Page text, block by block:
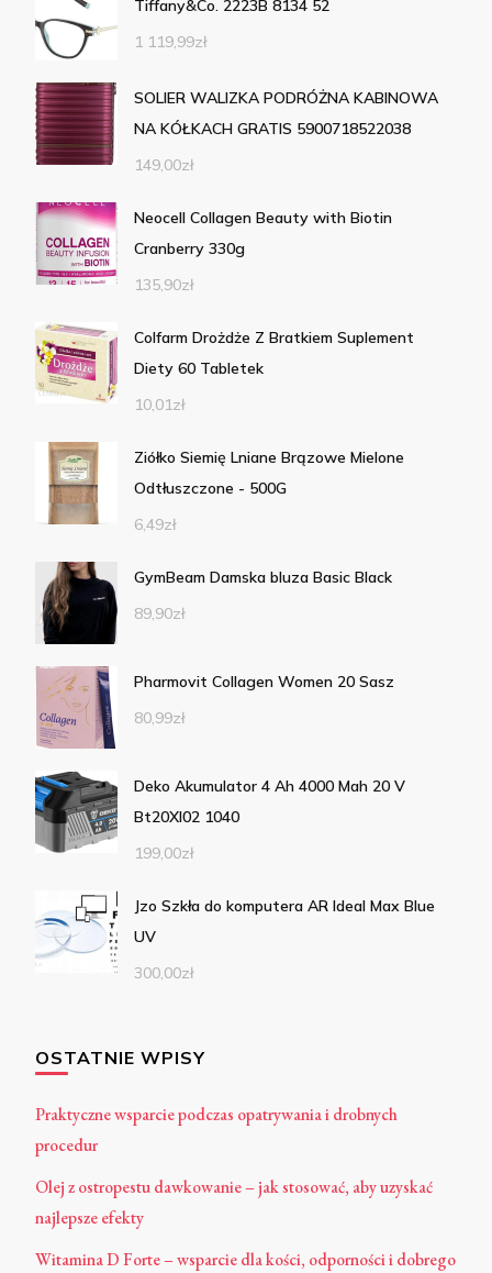
Tiffany&Co. 2223B 8134 52
1 119,99zł
SOLIER WALIZKA PODRÓŻNA KABINOWA
NA KÓŁKACH GRATIS 5900718522038
149,00zł
Neocell Collagen Beauty with Biotin
Cranberry 330g
135,90zł
Colfarm Drożdże Z Bratkiem Suplement
Diety 60 Tabletek
10,01zł
Ziółko Siemię Lniane Brązowe Mielone
Odtłuszczone - 500G
6,49zł
GymBeam Damska bluza Basic Black
89,90zł
Pharmovit Collagen Women 20 Sasz
80,99zł
Deko Akumulator 4 Ah 4000 Mah 20 V
Bt20Xl02 1040
199,00zł
Jzo Szkła do komputera AR Ideal Max Blue
UV
300,00zł
OSTATNIE WPISY
Praktyczne wsparcie podczas opatrywania i drobnych
procedur
Olej z ostropestu dawkowanie – jak stosować, aby uzyskać
najlepsze efekty
Witamina D Forte – wsparcie dla kości, odporności i dobrego